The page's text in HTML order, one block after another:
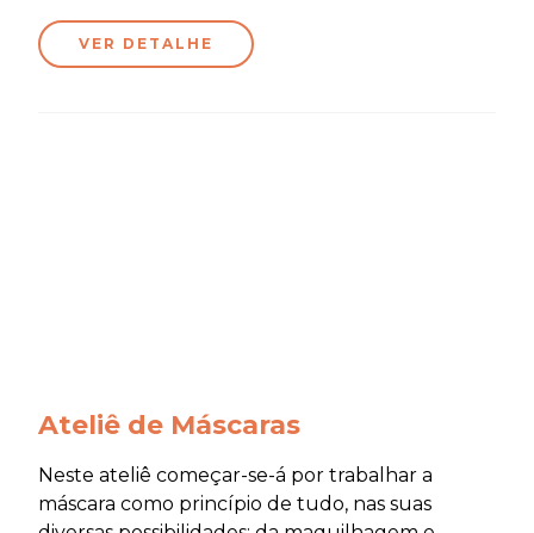
VER DETALHE
Ateliê de Máscaras
Neste ateliê começar-se-á por trabalhar a
máscara como princípio de tudo, nas suas